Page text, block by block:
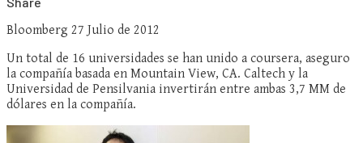
Bloomberg 27 Julio de 2012
Un total de 16 universidades se han unido a coursera, aseguro
la compañía basada en Mountain View, CA. Caltech y la
Universidad de Pensilvania invertirán entre ambas 3,7 MM de
dólares en la compañía.